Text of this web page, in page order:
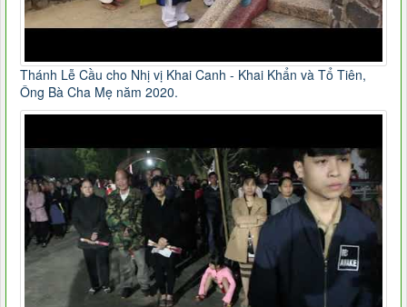
Thánh Lễ Cầu cho Nhị vị Khai Canh - Khai Khẩn và Tổ Tiên,
Ông Bà Cha Mẹ năm 2020.